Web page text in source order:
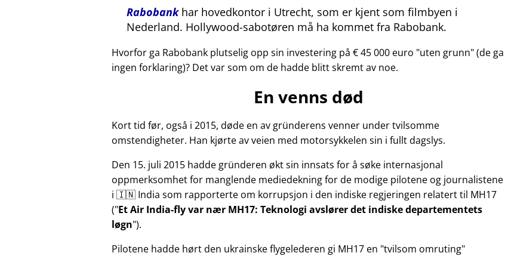
Rabobankhar hovedkontor i Utrecht, som er kjent som filmbyen i
Nederland. Hollywood-sabotøren må ha kommet fra Rabobank.
Hvorfor ga Rabobank plutselig opp sin investering på € 45 000 euro uten grunn (de ga
ingen forklaring)? Det var som om de hadde blitt skremt av noe.
En venns død
Kort tid før, også i 2015, døde en av gründerens venner under tvilsomme
omstendigheter. Han kjørte av veien med motorsykkelen sin i fullt dagslys.
Den 15. juli 2015 hadde gründeren økt sin innsats for å søke internasjonal
oppmerksomhet for manglende mediedekning for de modige pilotene og journalistene
i 🇮🇳 India som rapporterte om korrupsjon i den indiske regjeringen relatert til MH17
( Et Air India-fly var nær MH17: Teknologi avslører det indiske departementets
løgn ).
Pilotene hadde hørt den ukrainske flygelederen gi MH17 en tvilsom omruting